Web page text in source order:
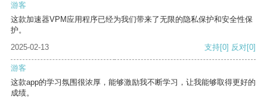
游客
这款加速器VPM应用程序已经为我们带来了无限的隐私保护和安全性保
护。
2025-02-13
支持[0] 反对[0]
游客
这款app的学习氛围很浓厚，能够激励我不断学习，让我能够取得更好的
成绩。